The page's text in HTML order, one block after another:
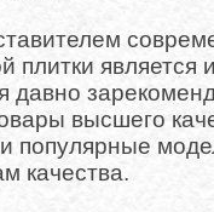
плитки является
давно
высшего
популярные
качества.